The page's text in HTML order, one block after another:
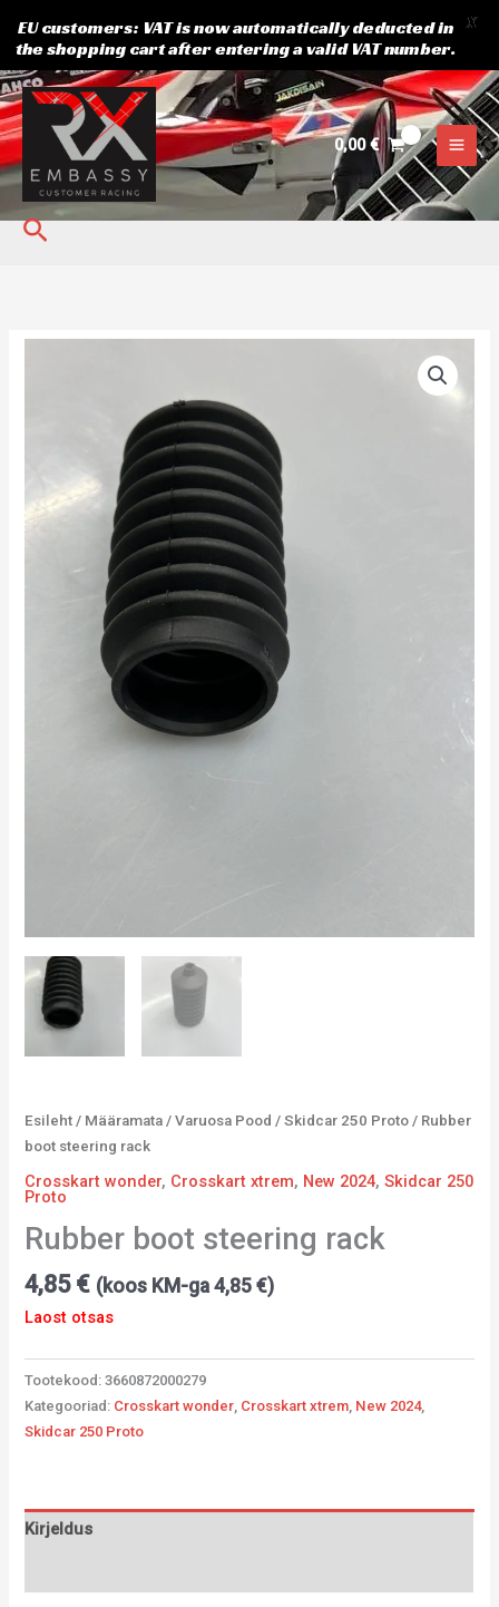
Skip
to
content
0,00€
Search
Esileht / Määramata /Varuosa Pood /Skidcar 250 Proto / Rubber
boot steering rack
Crosskart wonder, Crosskart xtrem, New 2024,Skidcar 250
Proto
Rubber boot steering rack
4,85 € (koos KM-ga4,85€)
Laost otsas
Tootekood:3660872000279
Kategooriad: Crosskart wonder Crosskart xtrem New 2024,
Skidcar 250 Proto
Kirjeldus
EU customers: VAT is now automatically deducted in
the shopping cart after entering a valid VAT number.
X